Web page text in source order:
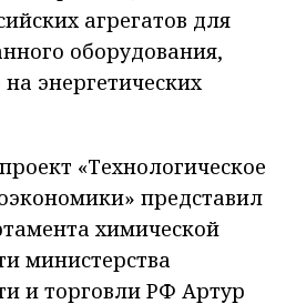
агрегатов для
оборудования,
энергетических
«Технологическое
представил
химической
министерства
и торговли РФ Артур